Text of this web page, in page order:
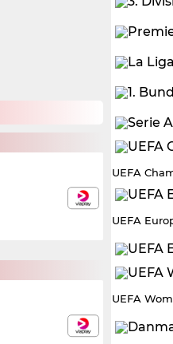
UEFA
UEFA
UEFA